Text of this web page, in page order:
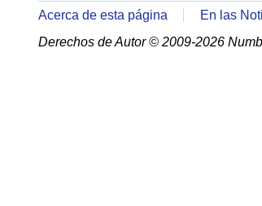
Acerca de esta página
En las
Derechos de Autor © 2009-2026